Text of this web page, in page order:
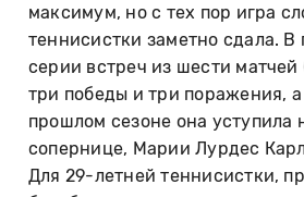
максимум, но с тех пор игра
теннисистки заметно сдала.
серии встреч из шести
три победы и три поражения, а
прошлом сезоне она уступила
сопернице, Марии Лурдес
Для 29-летней теннисистки,